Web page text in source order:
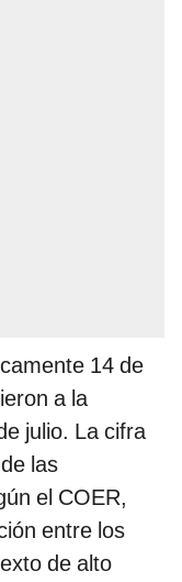
14 de
a la
julio. La cifra
las
el COER,
entre los
de alto